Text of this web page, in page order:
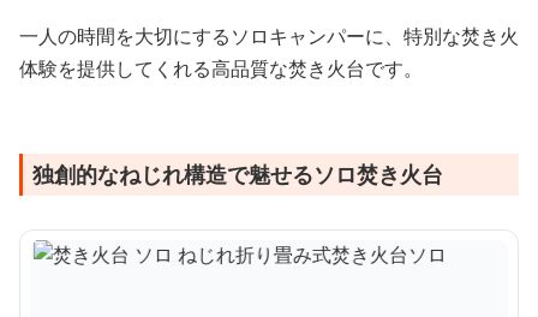
一人の時間を大切にするソロキャンパーに、特別な焚き火
体験を提供してくれる高品質な焚き火台です。
独創的なねじれ構造で魅せるソロ焚き火台